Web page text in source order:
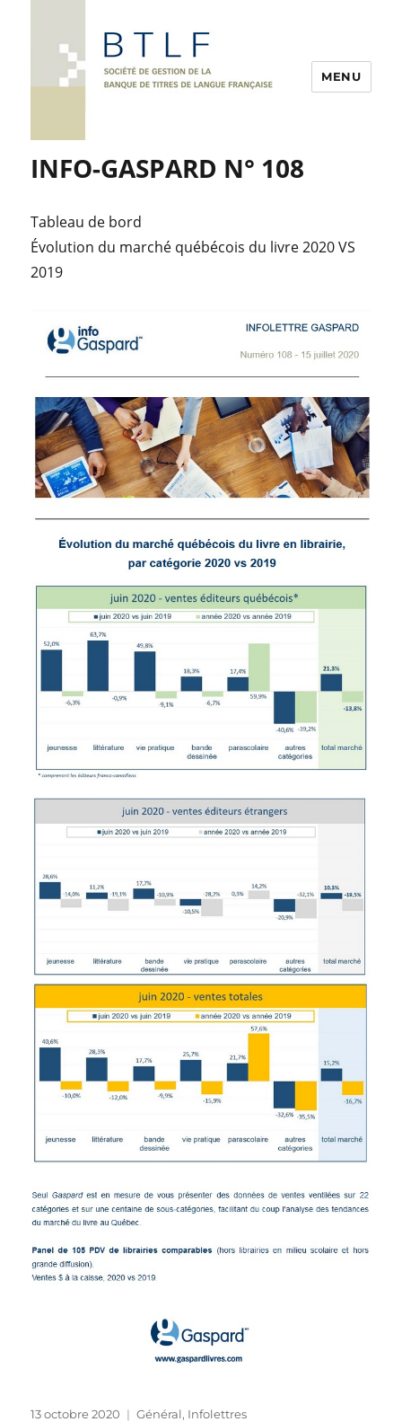
MENU
INFO-GASPARD N° 108
Tableau de bord
Évolution du marché québécois du livre 2020 VS
2019
Publié
13 octobre 2020 Catégories
Général, Infolettres